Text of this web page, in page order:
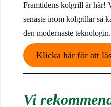
Framtidens kolgrill är här!
senaste inom kolgrillar så
den modernaste teknologin.
Klicka här för att
Vi